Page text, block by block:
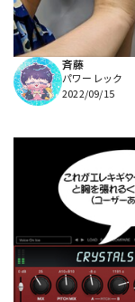
斉藤
パワーレック
2022/09/15